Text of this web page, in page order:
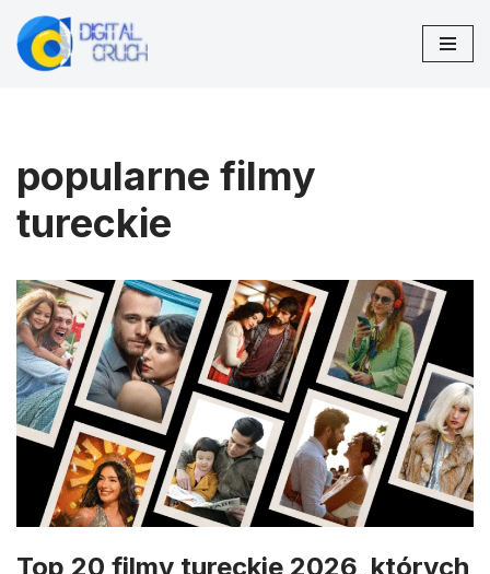
Przejdź
popularne filmy
tureckie
Top 20 filmy tureckie 2026, których